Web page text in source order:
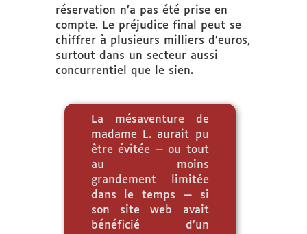
réservation n’a pas été prise en
compte. Le préjudice final peut se
chiffrer à plusieurs milliers d’euros,
surtout dans un secteur aussi
concurrentiel que le sien.
La mésaventure de
madame L. aurait pu
être évitée — ou tout
au moins
grandement limitée
dans le temps — si
son site web avait
bénéficié d’un